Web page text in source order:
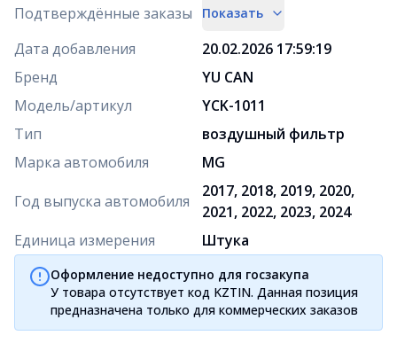
Подтверждённые заказы Показать
Дата добавления
20.02.2026 17:59:19
Бренд
YU CAN
Модель/артикул
YCK-1011
Тип
воздушный фильтр
Марка автомобиля
MG
Год выпуска автомобиля
2017, 2018, 2019, 2020,
2021, 2022, 2023, 2024
Единица измерения
Штука
Оформление недоступно для госзакупа
У товара отсутствует код KZTIN. Данная позиция
предназначена только для коммерческих заказов